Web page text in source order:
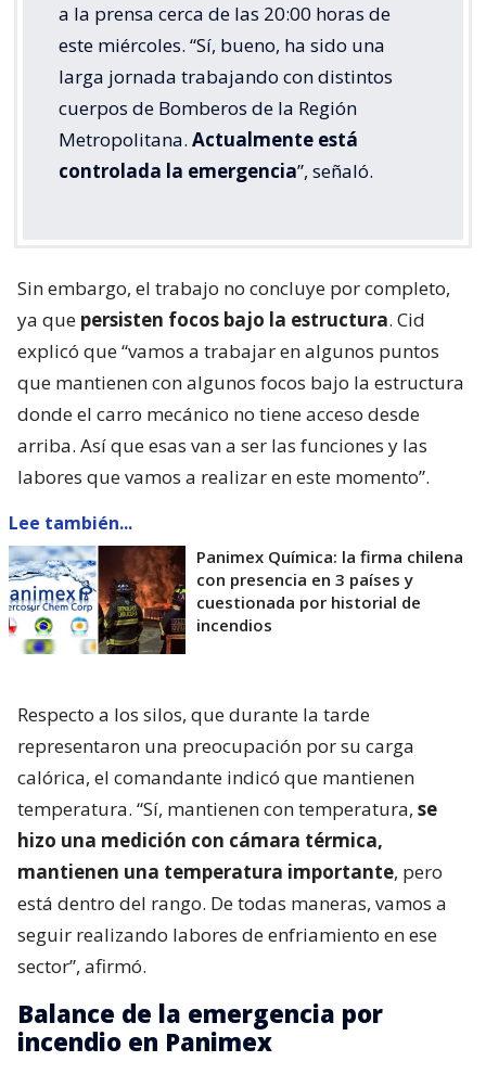
a la prensa cerca de las 20:00 horas de
este miércoles. “Sí, bueno, ha sido una
larga jornada trabajando con distintos
cuerpos de Bomberos de la Región
Metropolitana. Actualmente está
controlada la emergencia”, señaló.
Sin embargo, el trabajo no concluye por completo,
ya que persisten focos bajo la estructura. Cid
explicó que “vamos a trabajar en algunos puntos
que mantienen con algunos focos bajo la estructura
donde el carro mecánico no tiene acceso desde
arriba. Así que esas van a ser las funciones y las
labores que vamos a realizar en este momento”.
Lee también...
Panimex Química: la firma chilena
con presencia en 3 países y
cuestionada por historial de
incendios
Respecto a los silos, que durante la tarde
representaron una preocupación por su carga
calórica, el comandante indicó que mantienen
temperatura. “Sí, mantienen con temperatura, se
hizo una medición con cámara térmica,
mantienen una temperatura importante, pero
está dentro del rango. De todas maneras, vamos a
seguir realizando labores de enfriamiento en ese
sector”, afirmó.
Balance de la emergencia por
incendio en Panimex